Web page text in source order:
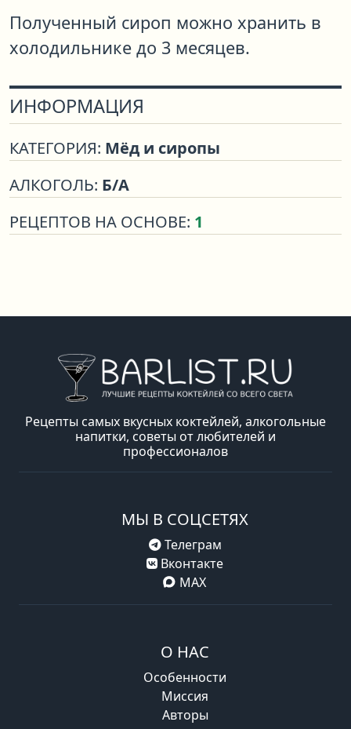
Полученный сироп можно хранить в
холодильнике до 3 месяцев.
ИНФОРМАЦИЯ
КАТЕГОРИЯ: Мёд и сиропы
АЛКОГОЛЬ: Б/А
РЕЦЕПТОВ НА ОСНОВЕ: 1
Рецепты самых вкусных коктейлей, алкогольные
напитки, советы от любителей и
профессионалов
МЫ В СОЦСЕТЯХ
Телеграм
Вконтакте
MAX
О НАС
Особенности
Миссия
Авторы